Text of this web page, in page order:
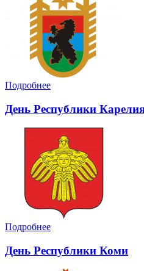
Подробнее
День Республики
Подробнее
День Республики Коми